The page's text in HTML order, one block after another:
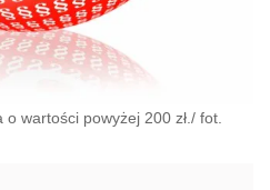
wartości powyżej 200 zł./ fot.